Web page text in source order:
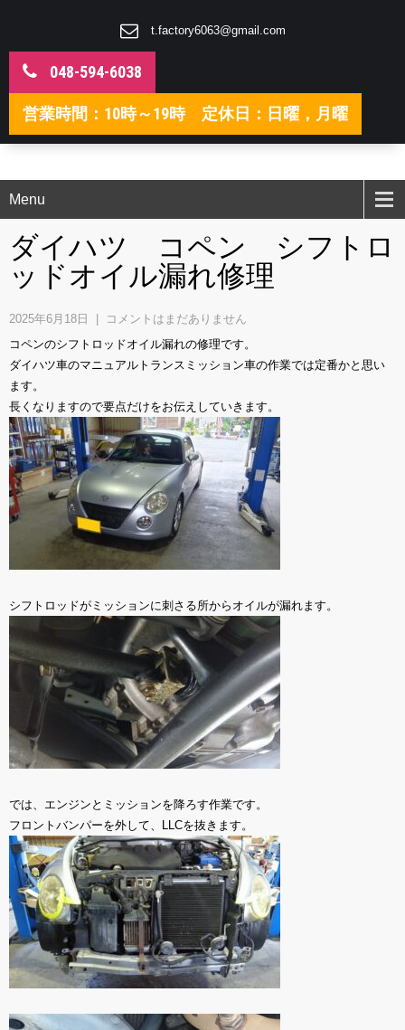
t.factory6063@gmail.com
048-594-6038
営業時間：10時～19時 定休日：日曜，月曜
Menu
ダイハツ コペン シフトロ
ッドオイル漏れ修理
2025年6月18日
コメントはまだありません
コペンのシフトロッドオイル漏れの修理です。
ダイハツ車のマニュアルトランスミッション車の作業では定番かと思い
ます。
長くなりますので要点だけをお伝えしていきます。
シフトロッドがミッションに刺さる所からオイルが漏れます。
では、エンジンとミッションを降ろす作業です。
フロントバンパーを外して、LLCを抜きます。